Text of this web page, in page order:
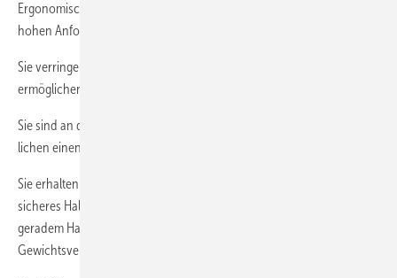
Ergonomische Handwerkzeuge werden so konstruiert, dass sie die
hohen Anforderungen des Fachmanns erfüllen:
Sie verringern die Beanspruchung der Skelettmuskulatur und
ermöglichen einen wirkungsvolleren Gebrauch der Gliedmaßen.
Sie sind an die Körpermaße des Menschen angepasst und ermög­
lichen einen besseren Einsatz der menschlichen Kraft.
Sie erhalten und fördern die Funktionstüchtigkeit der Hand, da sie ein
sicheres Halten des Werkzeugs und die Durchführung der Arbeit mit
geradem Handgelenk bei guter Balance und korrekter
Gewichtsverteilung ermöglichen.